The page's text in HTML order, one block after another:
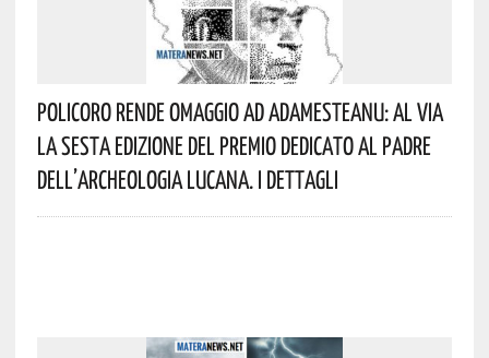
Policoro Rende Omaggio Ad Adamesteanu: Al Via
La Sesta Edizione Del Premio Dedicato Al Padre
Dell’archeologia Lucana. I Dettagli